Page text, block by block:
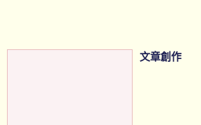
文章創作